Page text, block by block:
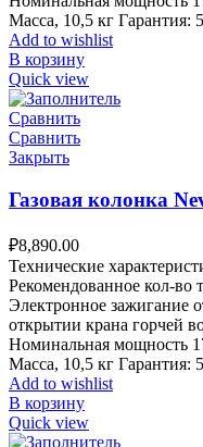
Масса, 10,5 кг Гарантия:
Add to wishlist
В корзину
Quick view
Сравнить
Сравнить
Закрыть
Газовая колонка
₽8,890.00
Технические
Рекомендованное кол-во
Электронное зажигание
открытии крана горчей
Номинальная мощность
Масса, 10,5 кг Гарантия:
Add to wishlist
В корзину
Quick view